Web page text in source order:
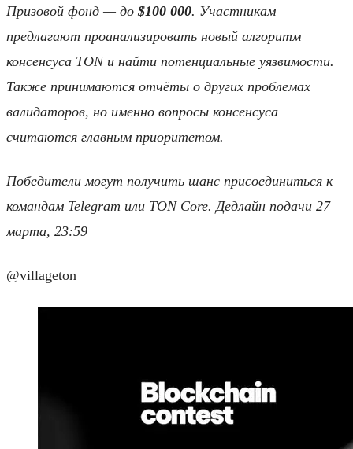
Призовой фонд — до $100 000. Участникам
предлагают проанализировать новый алгоритм
консенсуса TON и найти потенциальные уязвимости.
Также принимаются отчёты о других проблемах
валидаторов, но именно вопросы консенсуса
считаются главным приоритетом.
Победители могут получить шанс присоединиться к
командам Telegram или TON Core. Дедлайн подачи 27
марта, 23:59
@villageton